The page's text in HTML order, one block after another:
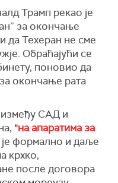
Трамп рекао је
за окончање
да Техеран не сме
Обраћајући се
поновиo да
окончање рата
између САД и
"на апаратима за
формално и даље
крхко,
после договора